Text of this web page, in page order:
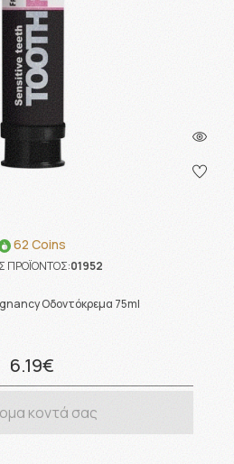
62 Coins
ΠΡΟΪΟΝΤΟΣ:01952
Οδοντόκρεμα 75ml
6.19€
κοντά σας